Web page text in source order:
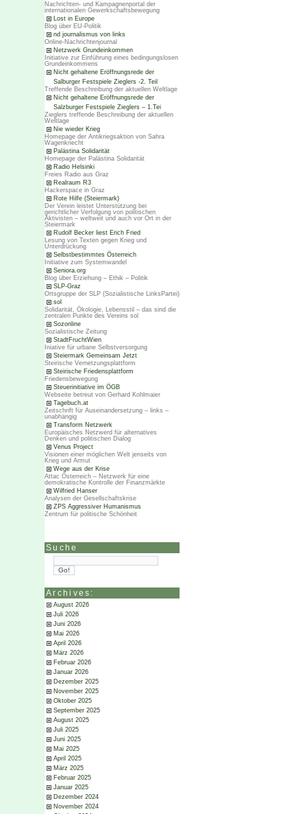
Nachrichten- und Kampagnenportal der
internationalen Gewerkschaftsbewegung
Lost in Europe
Blog über EU-Politik
nd journalismus von links
Online-Nachrichtenjournal
Netzwerk Grundeinkommen
Initiative zur Einführung eines bedingungslosen
Grundeinkommens
Nicht gehaltene Eröffnungsrede der
Salburger Festspiele Zieglers -2. Teil
Treffende Beschreibung der aktuellen Weltlage
Nicht gehaltene Eröffnungsrede der
Salzburger Festspiele Zieglers – 1.Tei
Zieglers treffende Beschreibung der aktuellen
Weltlage
Nie wieder Krieg
Homepage der Antikriegsaktion von Sahra
Wagenknecht
Palästina Solidarität
Homepage der Palästina Solidarität
Radio Helsinki
Freies Radio aus Graz
Realraum R3
Hackerspace in Graz
Rote Hilfe (Steiermark)
Der Verein leistet Unterstützung bei
gerichtlicher Verfolgung von politischen
Aktivisten – weltweit und auch vor Ort in der
Steiermark
Rudolf Becker liest Erich Fried
Lesung von Texten gegen Krieg und
Unterdrückung
Selbstbestimmtes Österreich
Initiative zum Systemwandel
Seniora.org
Blog über Erziehung – Ethik – Politik
SLP-Graz
Ortsgruppe der SLP (Sozialistische LinksPartei)
sol
Solidarität, Ökologie, Lebensstil – das sind die
zentralen Punkte des Vereins sol
Sozonline
Sozialistische Zeitung
StadtFruchtWien
Iniative für urbane Selbstversorgung
Steiermark Gemeinsam Jetzt
Steirische Vernetzungsplattform
Steirische Friedensplattform
Friedensbewegung
Steuerinitiative im ÖGB
Webseite betreut von Gerhard Kohlmaier
Tagebuch.at
Zeitschrift für Auseinandersetzung – links –
unabhängig
Transform Netzwerk
Europäisches Netzwerd für alternatives
Denken und politischen Dialog
Venus Project
Visionen einer möglichen Welt jenseits von
Krieg und Armut
Wege aus der Krise
Attac Österreich – Netzwerk für eine
demokratische Kontrolle der Finanzmärkte
Wilfried Hanser
Analysen der Gesellschaftskrise
ZPS Aggressiver Humanismus
Zentrum für politische Schönheit
Suche
Archives:
August 2026
Juli 2026
Juni 2026
Mai 2026
April 2026
März 2026
Februar 2026
Januar 2026
Dezember 2025
November 2025
Oktober 2025
September 2025
August 2025
Juli 2025
Juni 2025
Mai 2025
April 2025
März 2025
Februar 2025
Januar 2025
Dezember 2024
November 2024